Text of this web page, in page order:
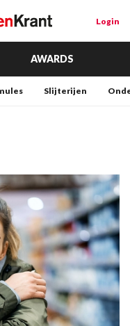
Login
AWARDS
Slijterijen